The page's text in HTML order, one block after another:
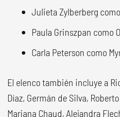
Julieta Zylberberg
Paula Grinszpan como
Carla Peterson como
El elenco también incluye a
Díaz, Germán de Silva,
Mariana Chaud, Alejandra